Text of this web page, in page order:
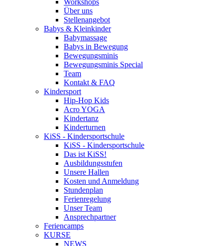
Workshops
Über uns
Stellenangebot
Babys & Kleinkinder
Babymassage
Babys in Bewegung
Bewegungsminis
Bewegungsminis Special
Team
Kontakt & FAQ
Kindersport
Hip-Hop Kids
Acro YOGA
Kindertanz
Kinderturnen
KiSS - Kindersportschule
KiSS - Kindersportschule
Das ist KiSS!
Ausbildungsstufen
Unsere Hallen
Kosten und Anmeldung
Stundenplan
Ferienregelung
Unser Team
Ansprechpartner
Feriencamps
KURSE
NEWS